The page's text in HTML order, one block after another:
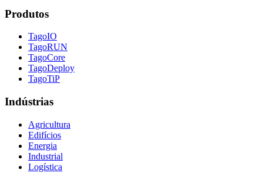
Produtos
TagoIO
TagoRUN
TagoCore
TagoDeploy
TagoTiP
Indústrias
Agricultura
Edifícios
Energia
Industrial
Logística